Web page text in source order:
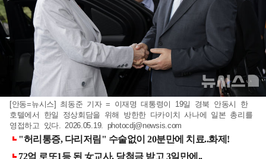
[안동=뉴시스] 최동준 기자 = 이재명 대통령이 19일 경북 안동시 한
호텔에서 한일 정상회담을 위해 방한한 다카이치 사나에 일본 총리를
영접하고 있다. 2026.05.19. photocdj@newsis.com